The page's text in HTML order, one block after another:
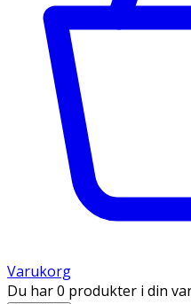
Varukorg
Du har 0 produkter i din